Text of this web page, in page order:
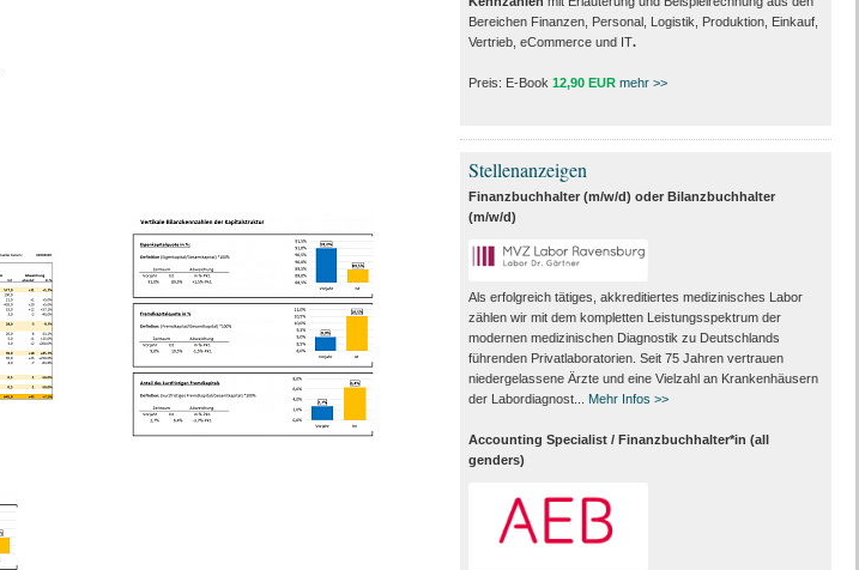
Bereichen Finanzen, Personal, Logistik, Produktion, Einkauf,
Vertrieb, eCommerce und IT.
Preis: E-Book 12,90 EUR mehr >>
Stellenanzeigen
Finanzbuchhalter (m/w/d) oder Bilanzbuchhalter
(m/w/d)
Als erfolgreich tätiges, akkreditiertes medizinisches Labor
zählen wir mit dem kompletten Leistungs­spektrum der
modernen medizinischen Diagnostik zu Deutschlands
führenden Privat­laboratorien. Seit 75 Jahren vertrauen
nieder­gelassene Ärzte und eine Vielzahl an Kranken­häusern
der Labor­diagnost...
Mehr Infos >>
Accounting Specialist / Finanzbuchhalter*in (all
genders)